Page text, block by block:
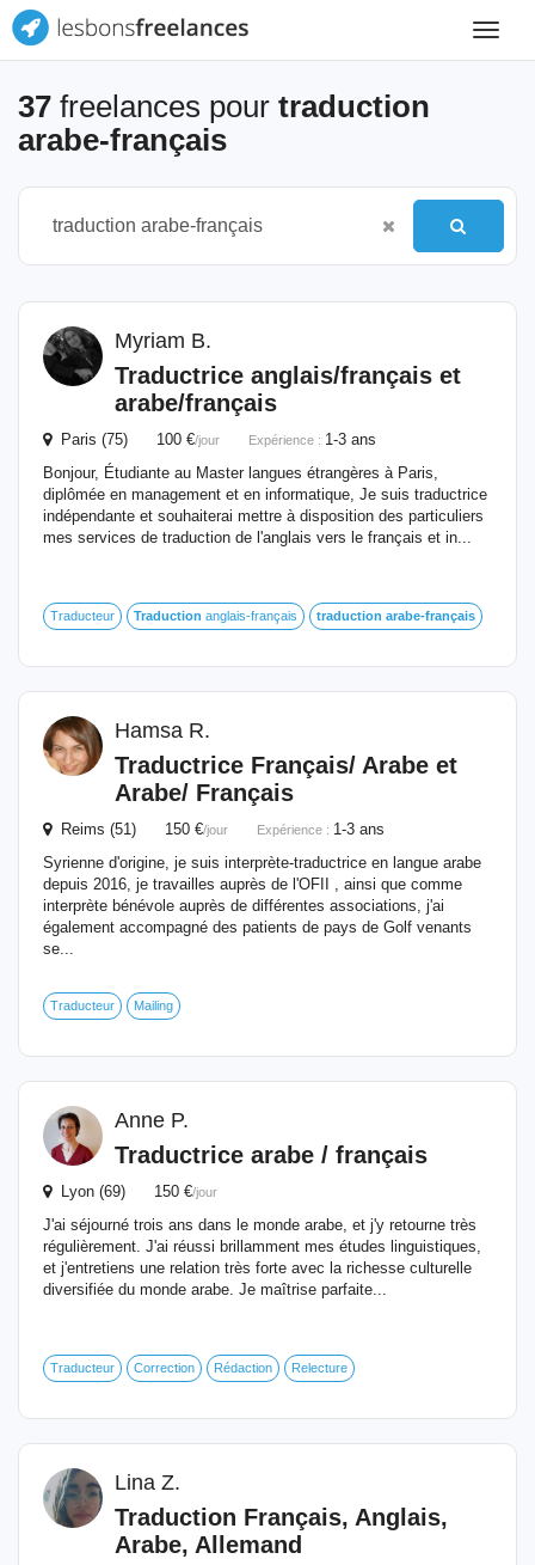
Toggle
37 freelances pour traduction
arabe-français
Myriam B.
Traductrice anglais/français et
arabe/français
Paris (75) 100 €/jour Expérience : 1-3 ans
Bonjour, Étudiante au Master langues étrangères à Paris,
diplômée en management et en informatique, Je suis traductrice
indépendante et souhaiterai mettre à disposition des particuliers
mes services de traduction de l'anglais vers le français et in...
Traducteur Traduction anglais-français traduction arabe-français
Hamsa R.
Traductrice Français/ Arabe et
Arabe/ Français
Reims (51) 150 €/jour Expérience : 1-3 ans
Syrienne d'origine, je suis interprète-traductrice en langue arabe
depuis 2016, je travailles auprès de l'OFII , ainsi que comme
interprète bénévole auprès de différentes associations, j'ai
également accompagné des patients de pays de Golf venants
se...
Traducteur Mailing
Anne P.
Traductrice arabe / français
Lyon (69) 150 €/jour
J'ai séjourné trois ans dans le monde arabe, et j'y retourne très
régulièrement. J'ai réussi brillamment mes études linguistiques,
et j'entretiens une relation très forte avec la richesse culturelle
diversifiée du monde arabe. Je maîtrise parfaite...
Traducteur Correction Rédaction Relecture
Lina Z.
Traduction Français, Anglais,
Arabe, Allemand